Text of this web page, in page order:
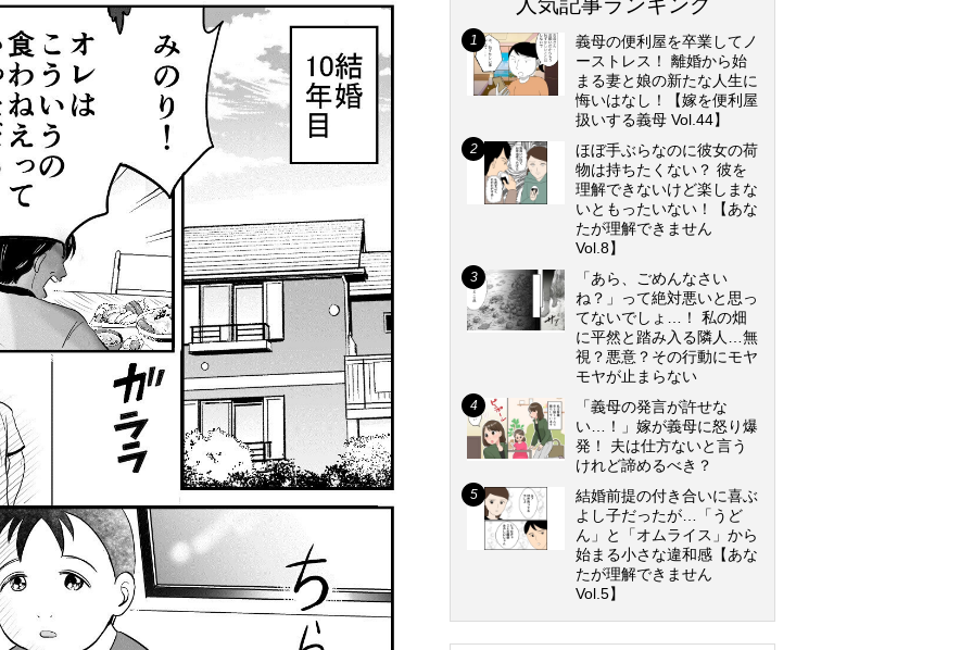
義母の便利屋を卒業してノ
ーストレス！ 離婚から始
まる妻と娘の新たな人生に
悔いはなし！【嫁を便利屋
扱いする義母 Vol.44】
ほぼ手ぶらなのに彼女の荷
物は持ちたくない？ 彼を
理解できないけど楽しまな
いともったいない！【あな
たが理解できません
Vol.8】
「あら、ごめんなさい
ね？」って絶対悪いと思っ
てないでしょ…！ 私の畑
に平然と踏み入る隣人…無
視？悪意？その行動にモヤ
モヤが止まらない
「義母の発言が許せな
い…！」嫁が義母に怒り爆
発！ 夫は仕方ないと言う
けれど諦めるべき？
結婚前提の付き合いに喜ぶ
よし子だったが…「うど
ん」と「オムライス」から
始まる小さな違和感【あな
たが理解できません
Vol.5】